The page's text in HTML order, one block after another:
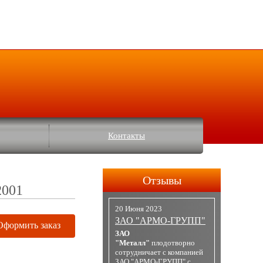
Контакты
заказ
Отзывы
20 Июня 2023
ЗАО "АРМО-ГРУПП"
ЗАО
"Металл" плодотворно
сотрудничает с компанией